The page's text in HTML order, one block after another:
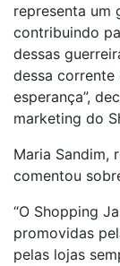
representa um
contribuindo
dessas
dessa corrente
esperança”,
marketing do
Maria Sandim,
comentou
“O Shopping
promovidas
pelas lojas